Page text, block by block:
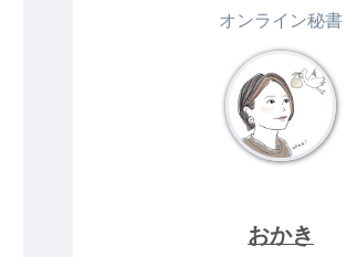
オンライン秘書
おかき